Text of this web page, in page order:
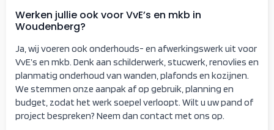
Werken jullie ook voor VvE’s en mkb in
Woudenberg?
Ja, wij voeren ook onderhouds- en afwerkingswerk uit voor
VvE’s en mkb. Denk aan schilderwerk, stucwerk, renovlies en
planmatig onderhoud van wanden, plafonds en kozijnen.
We stemmen onze aanpak af op gebruik, planning en
budget, zodat het werk soepel verloopt. Wilt u uw pand of
project bespreken? Neem dan contact met ons op.